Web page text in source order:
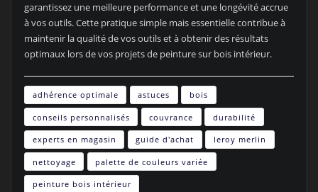
garantissez une meilleure performance et une longévité accrue
à vos outils. Cette pratique simple mais essentielle contribue à
maintenir la qualité de vos outils et à obtenir des résultats
optimaux lors de vos projets de peinture sur bois intérieur.
adhérence optimale astuces bois
conseils personnalisés couvrance durabilité
experts en magasin guide d'achat leroy merlin
nettoyage palette de couleurs variée
peinture bois intérieur